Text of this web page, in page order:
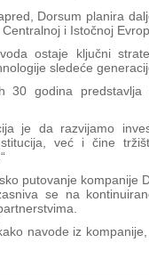
Dorsum planira
i Istočnoj
ostaje ključni
sledeće
30 godina
je da razvijamo
već i čine
putovanje kompanije
se na
navode iz